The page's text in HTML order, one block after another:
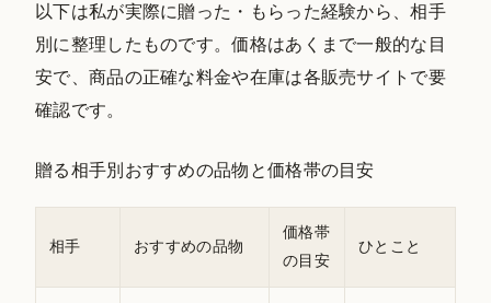
以下は私が実際に贈った・もらった経験から、相手
別に整理したものです。価格はあくまで一般的な目
安で、商品の正確な料金や在庫は各販売サイトで要
確認です。
贈る相手別おすすめの品物と価格帯の目安
相手 おすすめの品物
価格帯
の目安
ひとこと